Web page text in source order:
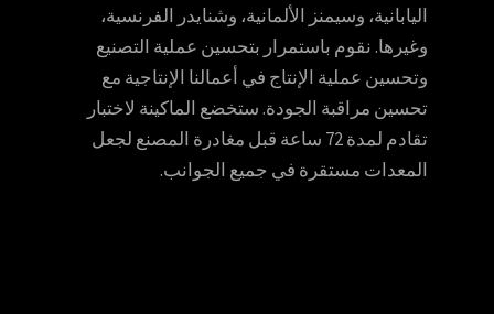
اليابانية، وسيمنز الألمانية، وشنايدر الفرنسية،
وغيرها. نقوم باستمرار بتحسين عملية التصنيع
وتحسين عملية الإنتاج في أعمالنا الإنتاجية مع
تحسين مراقبة الجودة. ستخضع الماكينة لاختبار
تقادم لمدة 72 ساعة قبل مغادرة المصنع لجعل
المعدات مستقرة في جميع الجوانب.